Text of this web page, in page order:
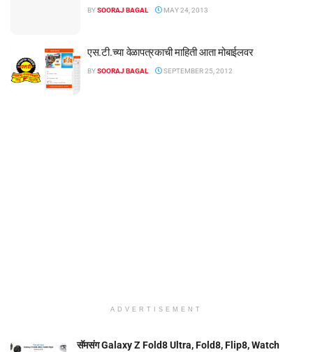
BYSOORAJ BAGAL MAY 24, 2013
एस.टी.च्या वेळापत्रकाची माहिती आता मोबाईलवर
BYSOORAJ BAGAL SEPTEMBER 25, 2012
ADVERTISEMENT
सॅमसंग Galaxy Z Fold8 Ultra, Fold8, Flip8, Watch